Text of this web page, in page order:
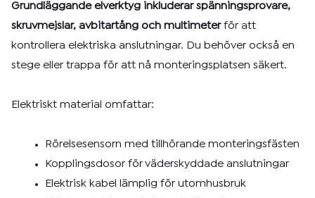
Grundläggande elverktyg inkluderar spänningsprovare,
skruvmejslar, avbitartång och multimeterför att
kontrollera elektriska anslutningar. Du behöver också en
stege eller trappa för att nå monteringsplatsen säkert.
Elektriskt material omfattar:
Rörelsesensorn med tillhörande monteringsfästen
Kopplingsdosor för väderskyddade anslutningar
Elektrisk kabel lämplig för utomhusbruk